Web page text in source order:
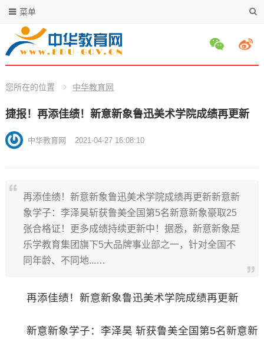
菜单
您所在的位置 中华教育网
捷报！再添佳绩！新意新象鲁迅美术学院成绩再更新
中华教育网 2021-04-27 16:08:10
再添佳绩！新意新象鲁迅美术学院成绩再更新新意新
象学子：李泽昊斩获鲁美全国第5名新意新象豪取25
张合格证！更多成绩持续更新中！据悉，新意新象是
乐学教育集团旗下5大品牌事业部之一，针对全国不
同年龄、不同地...…
再添佳绩！新意新象鲁迅美术学院成绩再更新
新意新象学子：李泽昊 斩获鲁美全国第5名新意新